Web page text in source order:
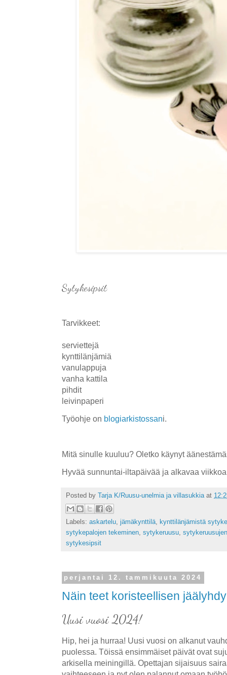
Sytykesipsit
Tarvikkeet:
serviettejä
kynttilänjämiä
vanulappuja
vanha kattila
pihdit
leivinpaperi
Työohje on blogiarkistossani.
Mitä sinulle kuuluu? Oletko käynyt
Hyvää sunnuntai-iltapäivää ja alkavaa
Posted by Tarja K/Ruusu-unelmia ja villasukkia at
Labels: askartelu jämäkynttilä
kynttilänjämistä
sytykepalojen tekeminen sytykeruusu
sytykesipsit
perjantai 12. tammikuuta 2024
Näin teet koristeellisen
Uusi vuosi 2024!
Hip, hei ja hurraa! Uusi vuosi on alkanut
puolessa. Töissä ensimmäiset päivät ovat
arkisella meiningillä. Opettajan sijaisuus